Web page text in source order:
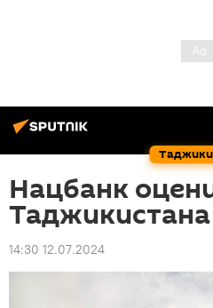
Нацбанк
14:30 12.07.2024